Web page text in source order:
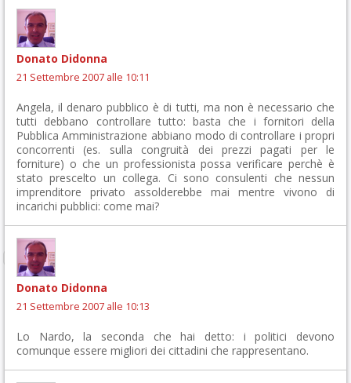
Donato Didonna
21 Settembre 2007 alle 10:11
Angela, il denaro pubblico è di tutti, ma non è necessario che
tutti debbano controllare tutto: basta che i fornitori della
Pubblica Amministrazione abbiano modo di controllare i propri
concorrenti (es. sulla congruità dei prezzi pagati per le
forniture) o che un professionista possa verificare perchè è
stato prescelto un collega. Ci sono consulenti che nessun
imprenditore privato assolderebbe mai mentre vivono di
incarichi pubblici: come mai?
Donato Didonna
21 Settembre 2007 alle 10:13
Lo Nardo, la seconda che hai detto: i politici devono
comunque essere migliori dei cittadini che rappresentano.